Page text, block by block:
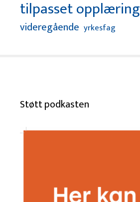
tilpasset opplæring
videregående yrkesfag
Støtt podkasten